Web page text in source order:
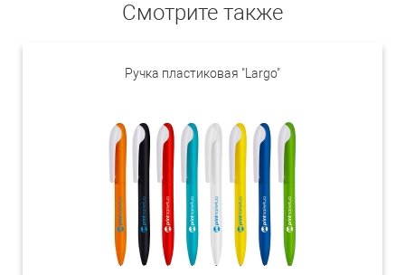
Смотрите также
Ручка пластиковая "Largo"